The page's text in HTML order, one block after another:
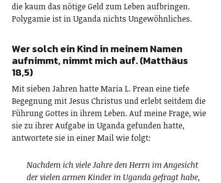
die kaum das nötige Geld zum Leben aufbringen.
Polygamie ist in Uganda nichts Ungewöhnliches.
Wer solch ein Kind in meinem Namen
aufnimmt, nimmt mich auf. (Matthäus
18,5)
Mit sieben Jahren hatte Maria L. Prean eine tiefe
Begegnung mit Jesus Christus und erlebt seitdem die
Führung Gottes in ihrem Leben. Auf meine Frage, wie
sie zu ihrer Aufgabe in Uganda gefunden hatte,
antwortete sie in einer Mail wie folgt:
Nachdem ich viele Jahre den Herrn im Angesicht
der vielen armen Kinder in Uganda gefragt habe,